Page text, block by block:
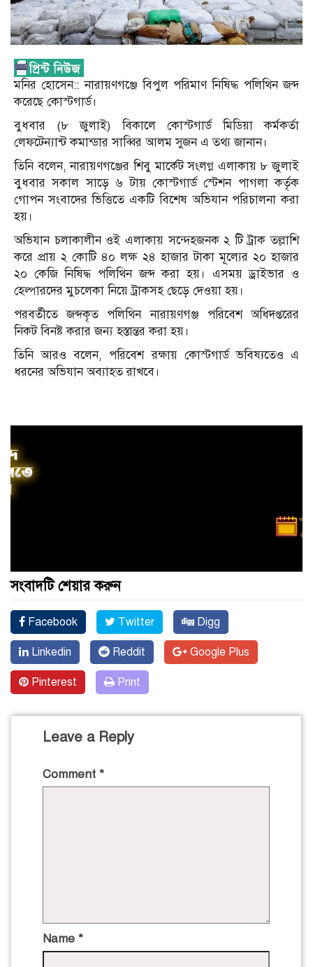
মনির হোসেন:: নারায়ণগঞ্জে বিপুল পরিমাণ নিষিদ্ধ পলিথিন জব্দ
করেছে কোস্টগার্ড।
বুধবার (৮ জুলাই) বিকালে কোস্টগার্ড মিডিয়া কর্মকর্তা
লেফটেন্যান্ট কমান্ডার সাব্বির আলম সুজন এ তথ্য জানান।
তিনি বলেন, নারায়ণগঞ্জের শিবু মার্কেট সংলগ্ন এলাকায় ৮ জুলাই
বুধবার সকাল সাড়ে ৬ টায় কোস্টগার্ড স্টেশন পাগলা কর্তৃক
গোপন সংবাদের ভিত্তিতে একটি বিশেষ অভিযান পরিচালনা করা
হয়।
অভিযান চলাকালীন ওই এলাকায় সন্দেহজনক ২ টি ট্রাক তল্লাশি
করে প্রায় ২ কোটি ৪০ লক্ষ ২৪ হাজার টাকা মূল্যের ২০ হাজার
২০ কেজি নিষিদ্ধ পলিথিন জব্দ করা হয়। এসময় ড্রাইভার ও
হেল্পারদের মুচলেকা নিয়ে ট্রাকসহ ছেড়ে দেওয়া হয়।
পরবর্তীতে জব্দকৃত পলিথিন নারায়ণগঞ্জ পরিবেশ অধিদপ্তরের
নিকট বিনষ্ট করার জন্য হস্তান্তর করা হয়।
তিনি আরও বলেন, পরিবেশ রক্ষায় কোস্টগার্ড ভবিষ্যতেও এ
ধরনের অভিযান অব্যাহত রাখবে।
সংবাদটি শেয়ার করুন
Facebook Twitter Digg
Linkedin Reddit Google Plus
Pinterest Print
Leave a Reply
Comment *
Name *